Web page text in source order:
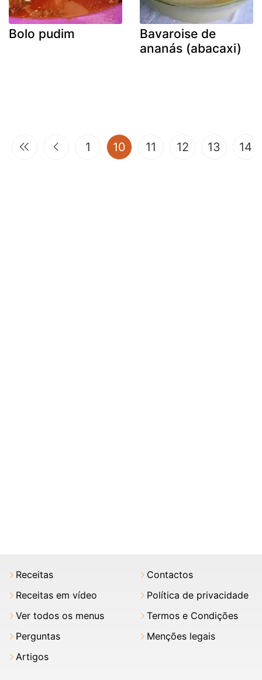
Bolo pudim
Bavaroise de
ananás (abacaxi)
1 10 (current)
11 12 13 14
Receitas
Receitas em vídeo
Ver todos os menus
Perguntas
Artigos
Contactos
Política de privacidade
Termos e Condições
Menções legais